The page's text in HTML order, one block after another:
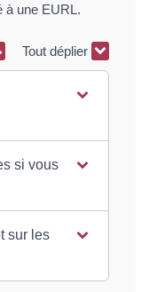
à une EURL.
Tout déplier
si vous
sur les